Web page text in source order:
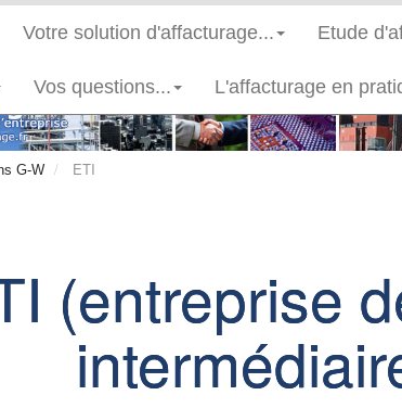
Votre solution d'affacturage... Etude
Vos questions... L'affacturage en
G-W ETI
(entreprise